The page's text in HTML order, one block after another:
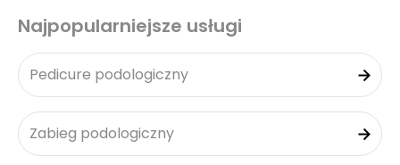
Najpopularniejsze usługi
Pedicure podologiczny
Zabieg podologiczny